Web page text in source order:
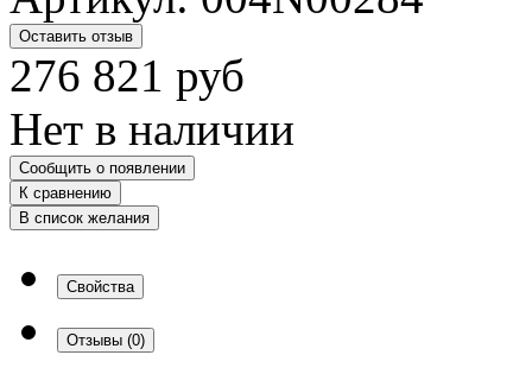
Оставить отзыв
276 821 руб
Нет в наличии
Сообщить о появлении
К сравнению
В список желания
Свойства
Отзывы (0)